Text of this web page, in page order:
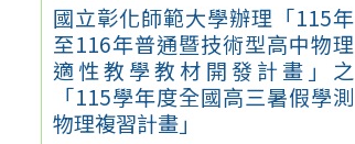
國立彰化師範大學辦理「115年
至116年普通暨技術型高中物理
適性教學教材開發計畫」之
「115學年度全國高三暑假學測
物理複習計畫」